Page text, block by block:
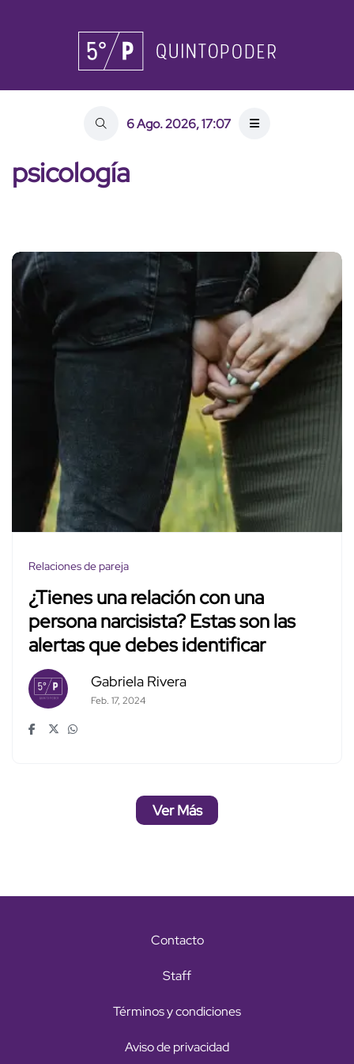
6 Ago. 2026, 17:07
psicología
Relaciones de pareja
¿Tienes una relación con una
persona narcisista? Estas son las
alertas que debes identificar
Gabriela Rivera
Feb. 17, 2024
Ver Más
Contacto
Staff
Términos y condiciones
Aviso de privacidad